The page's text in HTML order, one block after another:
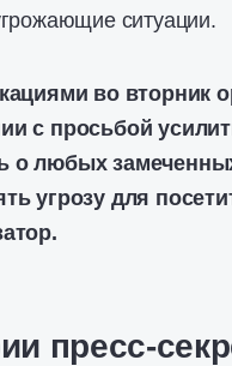
ситуации.
во вторник
с просьбой
о любых
угрозу для
пресс-